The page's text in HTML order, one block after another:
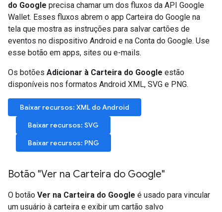
do Google precisa chamar um dos fluxos da API Google
Wallet. Esses fluxos abrem o app Carteira do Google na
tela que mostra as instruções para salvar cartões de
eventos no dispositivo Android e na Conta do Google. Use
esse botão em apps, sites ou e-mails.
Os botões Adicionar à Carteira do Google estão
disponíveis nos formatos Android XML, SVG e PNG.
Baixar recursos: XML do Android
Baixar recursos: SVG
Baixar recursos: PNG
Botão "Ver na Carteira do Google"
O botão Ver na Carteira do Google é usado para vincular
um usuário à carteira e exibir um cartão salvo